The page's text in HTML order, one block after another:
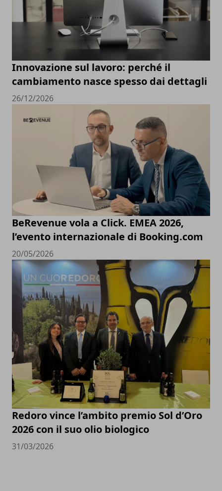
Innovazione sul lavoro: perché il
cambiamento nasce spesso dai dettagli
26/12/2026
BeRevenue vola a Click. EMEA 2026,
l’evento internazionale di Booking.com
20/05/2026
Redoro vince l’ambito premio Sol d’Oro
2026 con il suo olio biologico
31/03/2026